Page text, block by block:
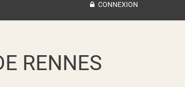
CONNEXION
RENNES